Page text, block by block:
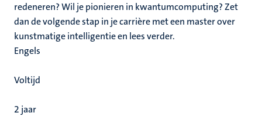
redeneren? Wil je pionieren in kwantumcomputing? Zet
dan de volgende stap in je carrière met een master over
kunstmatige intelligentie en lees verder.
Engels
Voltijd
2 jaar